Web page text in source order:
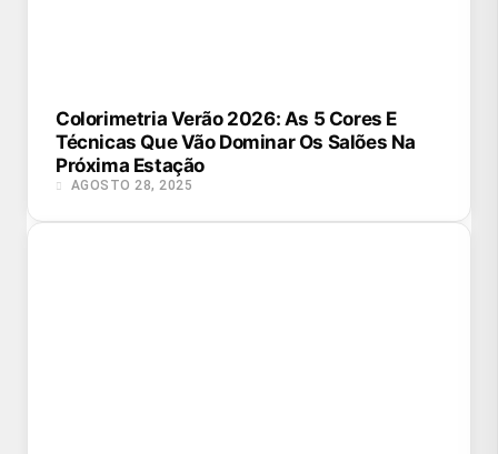
Colorimetria Verão 2026: As 5 Cores E
Técnicas Que Vão Dominar Os Salões Na
Próxima Estação
AGOSTO 28, 2025